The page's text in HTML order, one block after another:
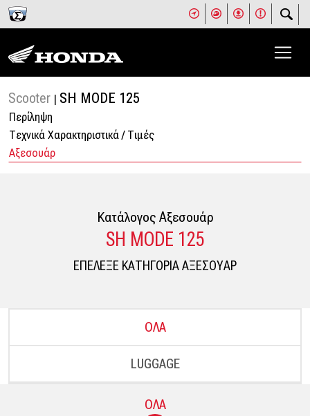
Scooter | SH MODE 125
Περίληψη
Tεχνικά Χαρακτηριστικά / Tιμές
Αξεσουάρ
Κατάλογος Aξεσουάρ
SH MODE 125
ΕΠΕΛΕΞΕ ΚΑΤΗΓΟΡΙΑ ΑΞΕΣΟΥΑΡ
ΟΛΑ
LUGGAGE
ΟΛΑ